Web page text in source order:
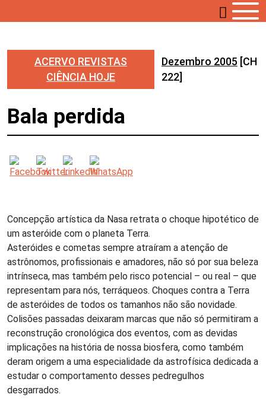
ACERVO REVISTAS
CIÊNCIA HOJE
Dezembro 2005 [CH
222]
Bala perdida
Concepção artística da Nasa retrata o choque hipotético de
um asteróide com o planeta Terra.
Asteróides e cometas sempre atraíram a atenção de
astrônomos, profissionais e amadores, não só por sua beleza
intrínseca, mas também pelo risco potencial – ou real – que
representam para nós, terráqueos. Choques contra a Terra
de asteróides de todos os tamanhos não são novidade.
Colisões passadas deixaram marcas que não só permitiram a
reconstrução cronológica dos eventos, com as devidas
implicações na história de nossa biosfera, como também
deram origem a uma especialidade da astrofísica dedicada a
estudar o comportamento desses pedregulhos
desgarrados.